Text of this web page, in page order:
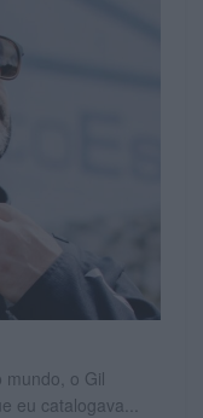
mundo, o Gil
eu catalogava...